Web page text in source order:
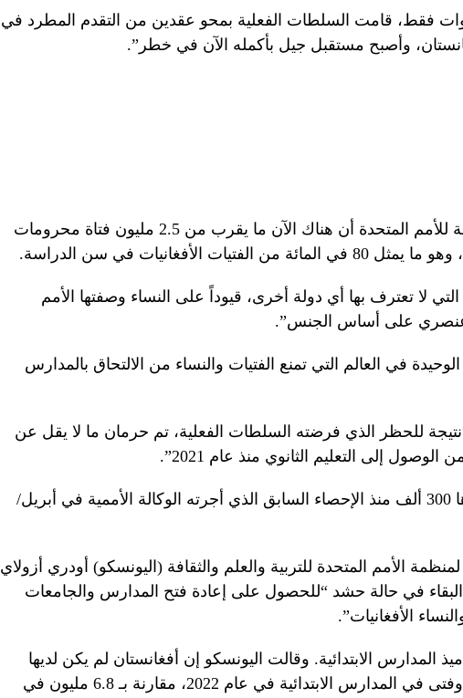
فقط، قامت السلطات الفعلية بمحو عقدين من التقدم المطرد في
وأصبح مستقبل جيل بأكمله الآن في خطر”.
وأضافت الوكالة التابعة للأمم المتحدة أن هناك الآن ما يقرب من 2.5 مليون فتاة محرومات
الأفغانيات في سن الدراسة.
لا تعترف بها أي دولة أخرى، قيوداً على النساء وصفتها الأمم
عنصري على أساس الجنس”.
في العالم التي تمنع الفتيات والنساء من الالتحاق بالمدارس
للحظر الذي فرضته السلطات الفعلية، تم حرمان ما لا يقل عن
ويمثل هذا زيادة قدرها 300 ألف منذ الإحصاء السابق الذي أجرته الوكالة الأممية في أبريل/
الأمم المتحدة للتربية والعلم والثقافة (اليونسكو) أودري أزولاي
البقاء في حالة حشد “للحصول على إعادة فتح المدارس والجامعات
الأفغانيات”.
المدارس الابتدائية. وقالت اليونسكو إن أفغانستان لم يكن لديها
سوى 5.7 مليون فتاة وفتى في المدارس الابتدائية في عام 2022، مقارنة بـ 6.8 مليون في